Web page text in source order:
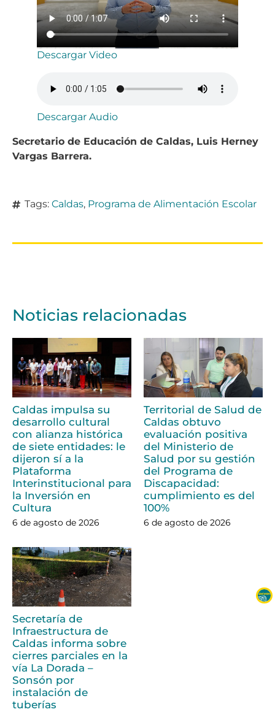
Descargar Video
Descargar Audio
Secretario de Educación de Caldas, Luis Herney
Vargas Barrera.
Tags: Caldas, Programa de Alimentación Escolar
Noticias relacionadas
Caldas impulsa su
desarrollo cultural
con alianza histórica
de siete entidades: le
dijeron sí a la
Plataforma
Interinstitucional para
la Inversión en
Cultura
6 de agosto de 2026
Territorial de Salud de
Caldas obtuvo
evaluación positiva
del Ministerio de
Salud por su gestión
del Programa de
Discapacidad:
cumplimiento es del
100%
6 de agosto de 2026
Secretaría de
Infraestructura de
Caldas informa sobre
cierres parciales en la
vía La Dorada –
Sonsón por
instalación de
tuberías